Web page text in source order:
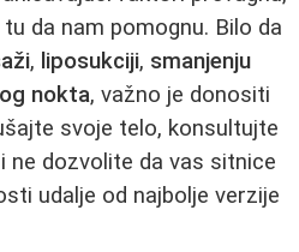
da nam pomognu. Bilo da
, liposukciji, smanjenju
nokta, važno je donositi
svoje telo, konsultujte
ne dozvolite da vas sitnice
udalje od najbolje verzije